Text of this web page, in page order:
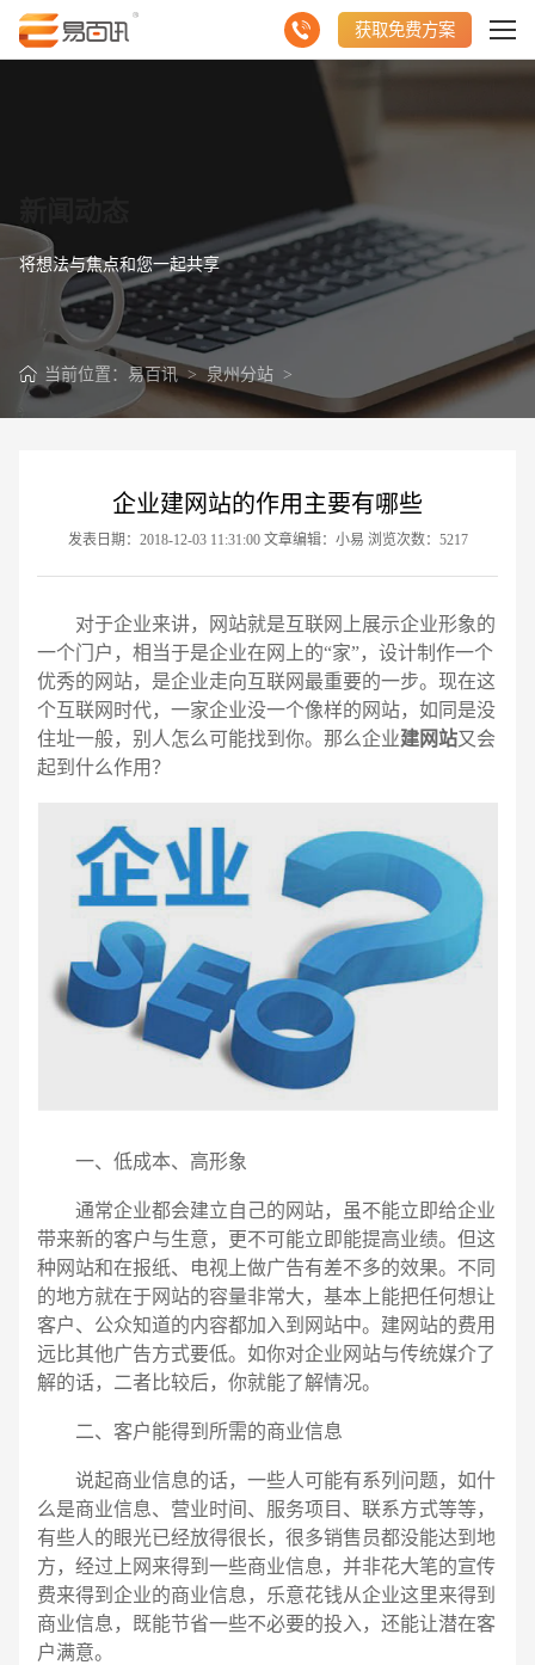
获取免费方案
将想法与焦点和您一起共享
当前位置： 易百讯>泉州分站>
企业建网站的作用主要有哪些
发表日期：2018-12-03 11:31:00 文章编辑：小易 浏览次数：5217
对于企业来讲，网站就是互联网上展示企业形象的
一个门户，相当于是企业在网上的“家”，设计制作一个
优秀的网站，是企业走向互联网最重要的一步。现在这
个互联网时代，一家企业没一个像样的网站，如同是没
住址一般，别人怎么可能找到你。那么企业建网站又会
起到什么作用？
一、低成本、高形象
通常企业都会建立自己的网站，虽不能立即给企业
带来新的客户与生意，更不可能立即能提高业绩。但这
种网站和在报纸、电视上做广告有差不多的效果。不同
的地方就在于网站的容量非常大，基本上能把任何想让
客户、公众知道的内容都加入到网站中。建网站的费用
远比其他广告方式要低。如你对企业网站与传统媒介了
解的话，二者比较后，你就能了解情况。
二、客户能得到所需的商业信息
说起商业信息的话，一些人可能有系列问题，如什
么是商业信息、营业时间、服务项目、联系方式等等，
有些人的眼光已经放得很长，很多销售员都没能达到地
方，经过上网来得到一些商业信息，并非花大笔的宣传
费来得到企业的商业信息，乐意花钱从企业这里来得到
商业信息，既能节省一些不必要的投入，还能让潜在客
户满意。
请输入您的公司名称
电话 微信号